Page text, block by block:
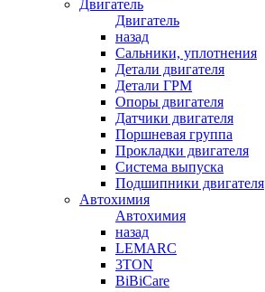
Двигатель
Двигатель
назад
Сальники, уплотнения
Детали двигателя
Детали ГРМ
Опоры двигателя
Датчики двигателя
Поршневая группа
Прокладки двигателя
Система выпуска
Подшипники двигателя
Автохимия
Автохимия
назад
LEMARC
3TON
BiBiCare